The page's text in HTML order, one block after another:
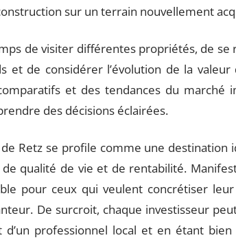
sur un terrain nouvellement
de visiter différentes propriétés, de se
et de considérer l’évolution de la
et des tendances du marché
des décisions éclairées.
de Retz se profile comme une destination
qualité de vie et de rentabilité.
pour ceux qui veulent concrétiser
De surcroit, chaque investisseur
d’un professionnel local et en étant